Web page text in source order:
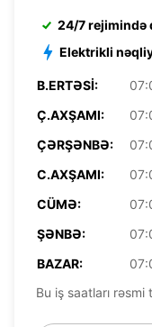
24/7 rejimində
Elektrikli
B.ERTƏSI:
Ç.AXŞAMI:
ÇƏRŞƏNBƏ:
C.AXŞAMI:
CÜMƏ:
ŞƏNBƏ:
BAZAR:
Bu iş saatları